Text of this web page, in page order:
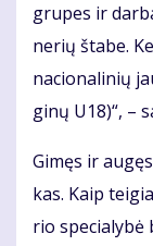
gru­pes ir
ne­rių šta­be.
na­cio­na­li­nių
gi­nų U18)“, –
Gi­męs ir
kas. Kaip
rio spe­cia­ly­bė